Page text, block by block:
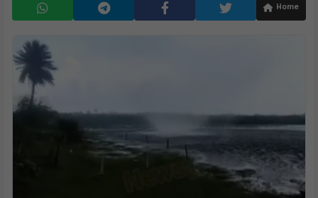
Home